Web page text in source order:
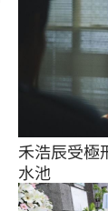
禾浩辰受極
水池